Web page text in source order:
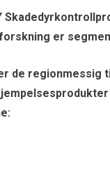
er
de regionmessig